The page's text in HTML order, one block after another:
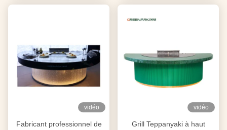
vidéo
Fabricant professionnel de
vidéo
Grill Teppanyaki à haut